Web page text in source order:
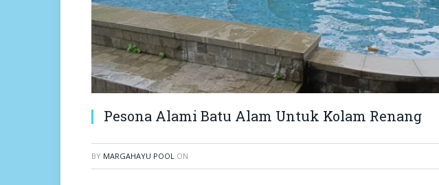
Pesona Alami Batu Alam Untuk Kolam Renang
BY MARGAHAYU POOL ON